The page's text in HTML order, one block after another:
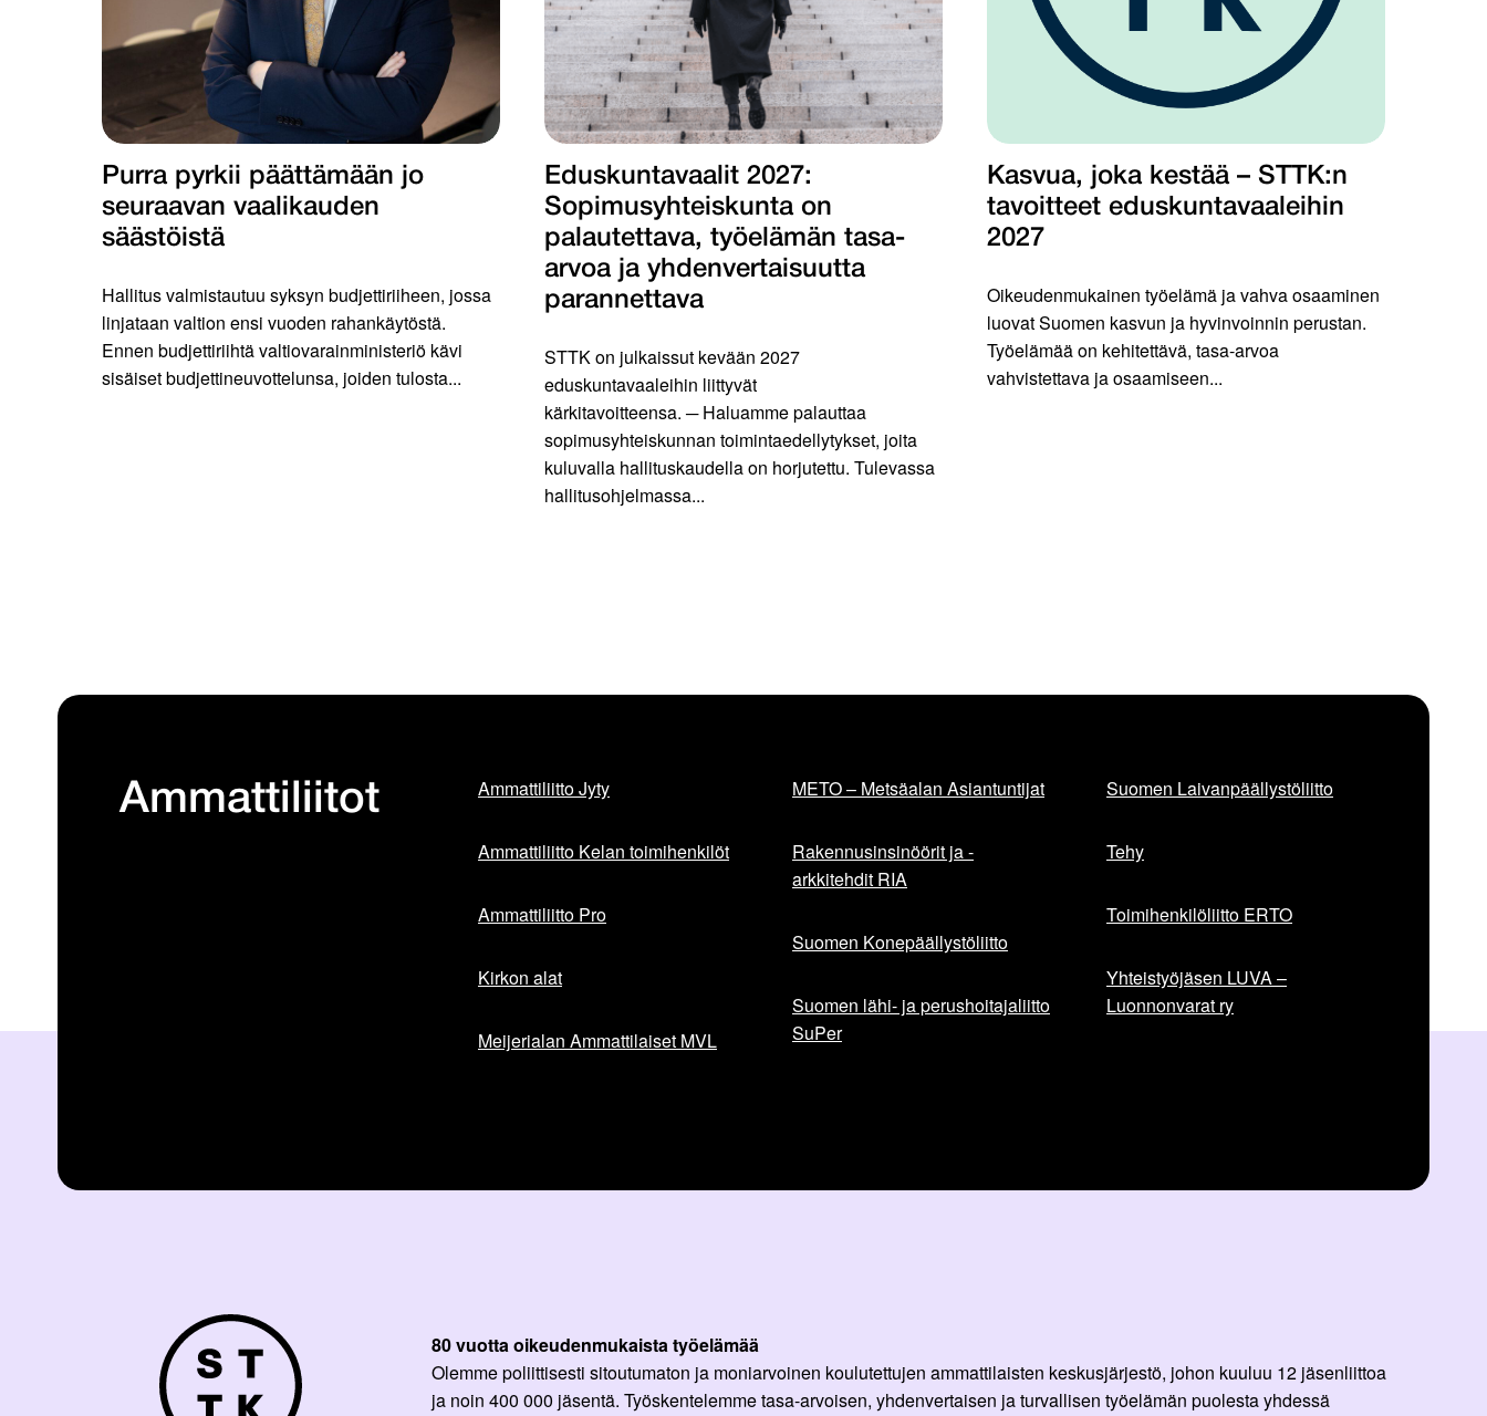
Purra pyrkii päättämään jo
seuraavan vaalikauden
säästöistä
Hallitus valmistautuu syksyn budjettiriiheen, jossa
linjataan valtion ensi vuoden rahankäytöstä.
Ennen budjettiriihtä valtiovarainministeriö kävi
sisäiset budjettineuvottelunsa, joiden tulosta...
Eduskuntavaalit 2027:
Sopimusyhteiskunta on
palautettava, työelämän tasa-
arvoa ja yhdenvertaisuutta
parannettava
STTK on julkaissut kevään 2027
eduskuntavaaleihin liittyvät
kärkitavoitteensa. ─ Haluamme palauttaa
sopimusyhteiskunnan toimintaedellytykset, joita
kuluvalla hallituskaudella on horjutettu. Tulevassa
hallitusohjelmassa...
Kasvua, joka kestää – STTK:n
tavoitteet eduskuntavaaleihin
2027
Oikeudenmukainen työelämä ja vahva osaaminen
luovat Suomen kasvun ja hyvinvoinnin perustan.
Työelämää on kehitettävä, tasa-arvoa
vahvistettava ja osaamiseen...
Ammattiliitot Ammattiliitto Jyty
Ammattiliitto Kelan toimihenkilöt
Ammattiliitto Pro
Kirkon alat
Meijerialan Ammattilaiset MVL
METO – Metsäalan Asiantuntijat
Rakennusinsinöörit ja -
arkkitehdit RIA
Suomen Konepäällystöliitto
Suomen lähi- ja perushoitajaliitto
SuPer
Suomen Laivanpäällystöliitto
Tehy
Toimihenkilöliitto ERTO
Yhteistyöjäsen LUVA –
Luonnonvarat ry
80 vuotta oikeudenmukaista työelämää
Olemme poliittisesti sitoutumaton ja moniarvoinen koulutettujen ammattilaisten keskusjärjestö, johon kuuluu 12 jäsenliittoa
ja noin 400 000 jäsentä. Työskentelemme tasa-arvoisen, yhdenvertaisen ja turvallisen työelämän puolesta yhdessä